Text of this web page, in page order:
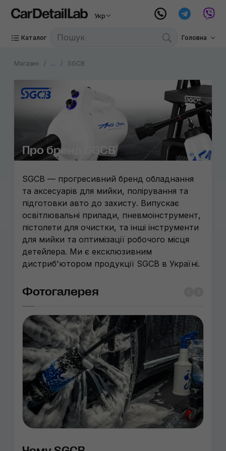
Укр
Каталог Головна
Магазин ... SGCB
Про бренд SGCB
SGCB — прогресивний бренд обладнання
та аксесуарів для мийки, полірування та
підготовки авто до захисту. Випускає
освітлювальні прилади, пневмоінструмент,
пістолети для очистки, та інші інструменти
для мийки та оптимізації робочого місця
детейлера. Ми є ексклюзивним
дистриб'ютором продукції SGCB в Україні.
Фотогалерея